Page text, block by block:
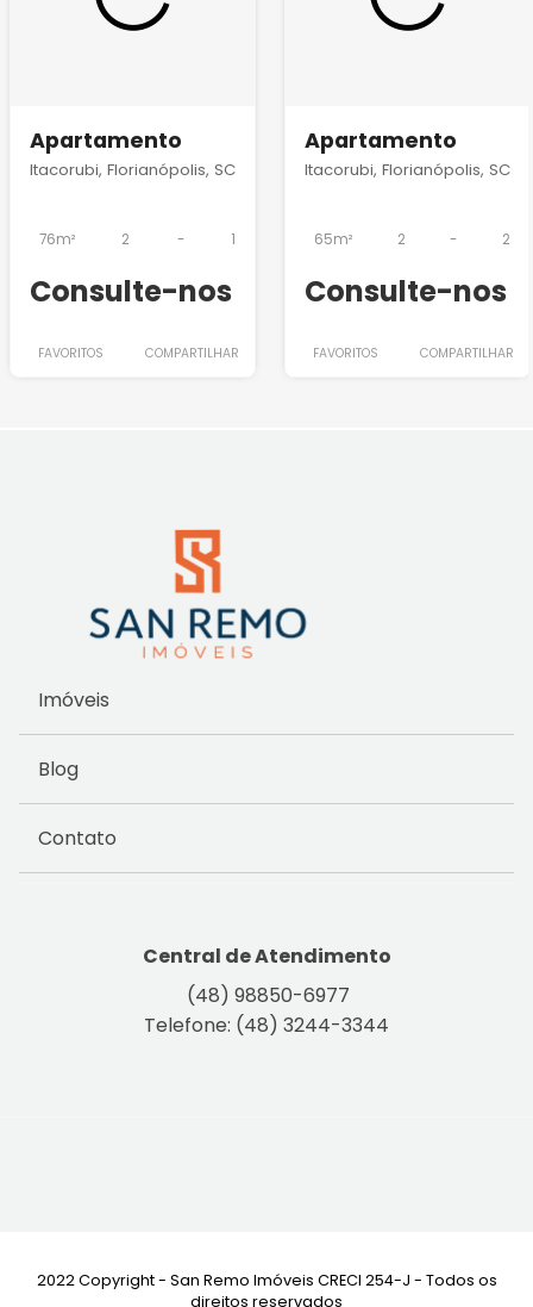
Apartamento
Itacorubi, Florianópolis, SC
76m² 2 - 1
Consulte-nos
FAVORITOS COMPARTILHAR
Apartamento
Itacorubi, Florianópolis, SC
65m² 2 - 2
Consulte-nos
FAVORITOS COMPARTILHAR
Imóveis
Blog
Contato
Central de Atendimento
(48) 98850-6977
Telefone: (48) 3244-3344
2022 Copyright - San Remo Imóveis CRECI 254-J - Todos os
direitos reservados